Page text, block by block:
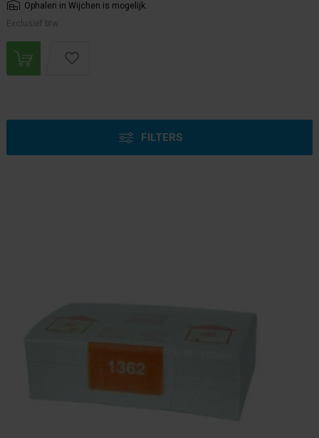
Ophalen in Wijchen is mogelijk.
Exclusief btw.
FILTERS